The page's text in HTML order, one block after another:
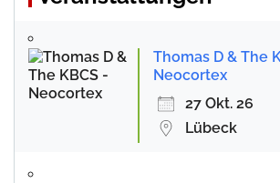
Thomas D & The
Neocortex
27 Okt. 26
Lübeck